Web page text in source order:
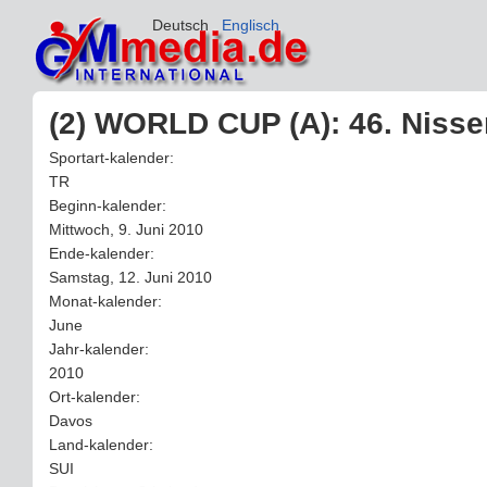
Deutsch Englisch
(2) WORLD CUP (A): 46.
Sportart-kalender:
TR
Beginn-kalender:
Mittwoch, 9. Juni 2010
Ende-kalender:
Samstag, 12. Juni 2010
Monat-kalender:
June
Jahr-kalender:
2010
Ort-kalender:
Davos
Land-kalender:
SUI